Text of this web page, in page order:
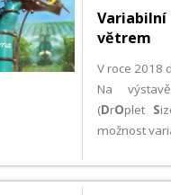
větrem
V roce 2018
Na
(DrOplet S
možnost